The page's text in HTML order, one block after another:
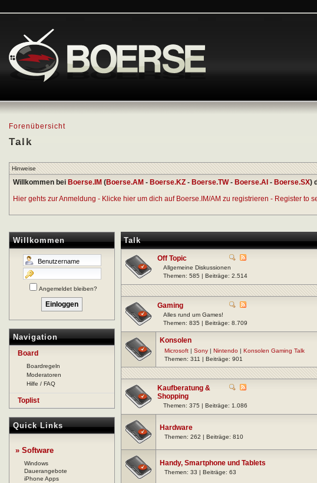
Forenübersicht
Talk
Hinweise
Willkommen bei Boerse.IM (Boerse.AM - Boerse.KZ - Boerse.TW- Boerse.AI - Boerse.SX)
Hier gehts zur Anmeldung - Klicke hier um dich auf Boerse.IM/AM zu registrieren - Register to
Willkommen
Angemeldet bleiben?
Navigation
Board
Boardregeln
Moderatoren
Hilfe / FAQ
Toplist
Quick Links
» Software
Windows
Dauerangebote
iPhone Apps
Talk
Off Topic
Allgemeine Diskussionen
Themen: 585 | Beiträge: 2.514
Gaming
Alles rund um Games!
Themen: 835 | Beiträge: 8.709
Konsolen
Microsoft Sony Nintendo
Konsolen Gaming Talk
Themen: 311 | Beiträge: 901
Kaufberatung &
Shopping
Themen: 375 | Beiträge: 1.086
Hardware
Themen: 262 | Beiträge: 810
Handy, Smartphone und Tablets
Themen: 33 | Beiträge: 63